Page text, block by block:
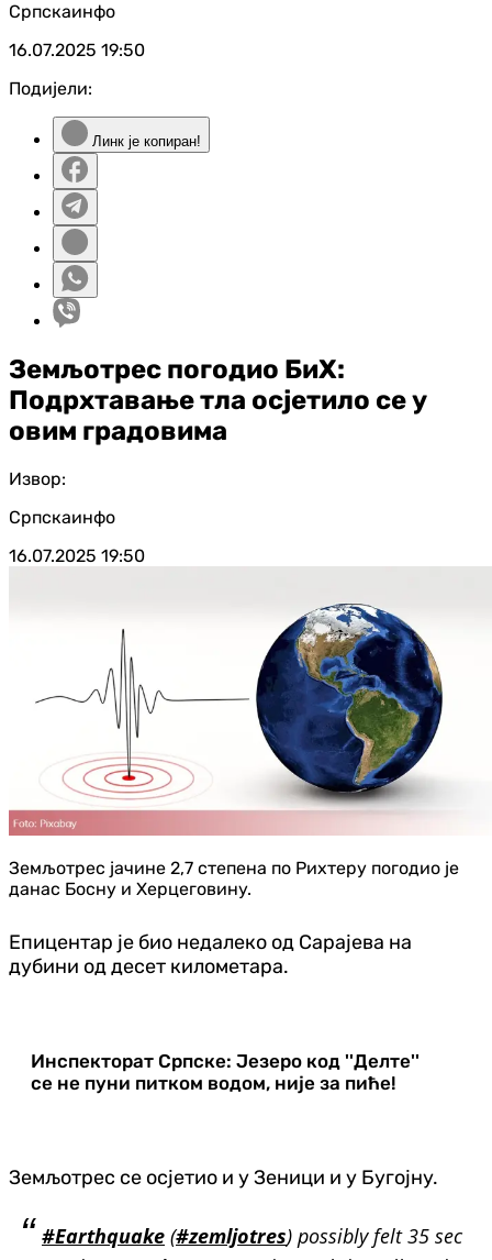
Српскаинфо
16.07.2025 19:50
Подијели:
Линк је копиран!
Земљотрес погодио БиХ:
Подрхтавање тла осјетило се у
овим градовима
Извор:
Српскаинфо
16.07.2025 19:50
Земљотрес јачине 2,7 степена по Рихтеру погодио је
данас Босну и Херцеговину.
Епицентар је био недалеко од Сарајева на
дубини од десет километара.
Инспекторат Српске: Језеро код ''Делте''
се не пуни питком водом, није за пиће!
Земљотрес се осјетио и у Зеници и у Бугојну.
#Earthquake (#zemljotres) possibly felt 35 sec